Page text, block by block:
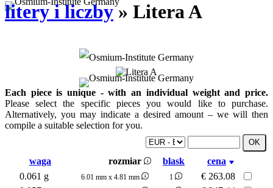
litery i liczby» Litera A
Each piece is unique - with an individual weight and price.
Please select the specific pieces you would like to purchase.
Alternatively, you may indicate a desired amount – we will then
compile a suitable selection for you.
waga rozmiar blask
cena
0.061 g
6.01 mm x 4.81 mm 1 € 263.08